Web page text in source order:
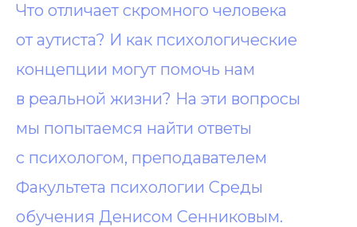
Что отличает скромного человека
от аутиста? И как психологические
концепции могут помочь нам
в реальной жизни? На эти вопросы
мы попытаемся найти ответы
с психологом, преподавателем
Факультета психологии Среды
обучения Денисом Сенниковым.